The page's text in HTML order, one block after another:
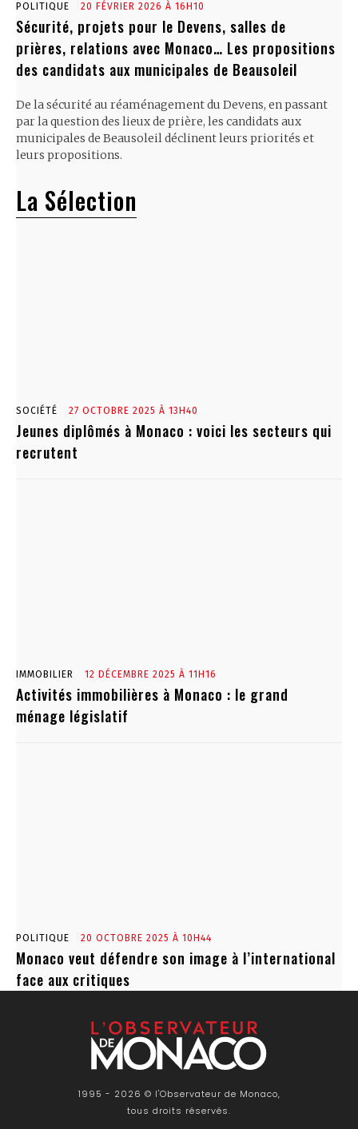
POLITIQUE 20 FÉVRIER 2026 À 16H10
Sécurité, projets pour le Devens, salles de
prières, relations avec Monaco… Les propositions
des candidats aux municipales de Beausoleil
De la sécurité au réaménagement du Devens, en passant
par la question des lieux de prière, les candidats aux
municipales de Beausoleil déclinent leurs priorités et
leurs propositions.
La Sélection
SOCIÉTÉ 27 OCTOBRE 2025 À 13H40
Jeunes diplômés à Monaco : voici les secteurs qui
recrutent
IMMOBILIER 12 DÉCEMBRE 2025 À 11H16
Activités immobilières à Monaco : le grand
ménage législatif
POLITIQUE 20 OCTOBRE 2025 À 10H44
Monaco veut défendre son image à l’international
face aux critiques
1995 - 2026 © l'Observateur de Monaco,
tous droits réservés.